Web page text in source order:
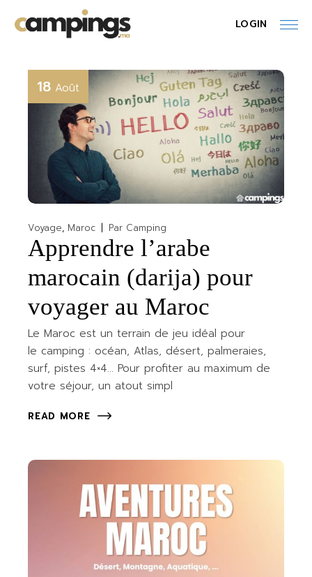
the
content
LOGIN
18 Août
Voyage Maroc Par Camping
Apprendre l’arabe
marocain (darija) pour
voyager au Maroc
Le Maroc est un terrain de jeu idéal pour
le camping : océan, Atlas, désert, palmeraies,
surf, pistes 4×4… Pour profiter au maximum de
votre séjour, un atout simpl
READ MORE